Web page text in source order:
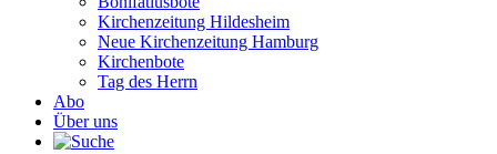
Kirchenzeitung Hildesheim
Neue Kirchenzeitung Hamburg
Kirchenbote
Tag des Herrn
Abo
Über uns